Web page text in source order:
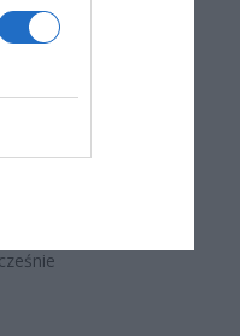
Nad
jego